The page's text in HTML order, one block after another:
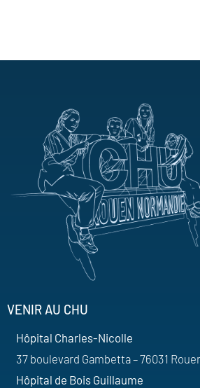
VENIR AU CHU
Hôpital Charles-Nicolle
37 boulevard Gambetta – 76031
Hôpital de Bois Guillaume